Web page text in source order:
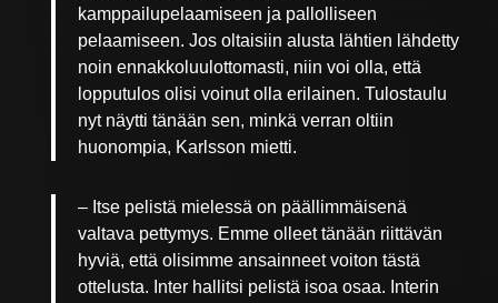
kamppailupelaamiseen ja pallolliseen
pelaamiseen. Jos oltaisiin alusta lähtien lähdetty
noin ennakkoluulottomasti, niin voi olla, että
lopputulos olisi voinut olla erilainen. Tulostaulu
nyt näytti tänään sen, minkä verran oltiin
huonompia, Karlsson mietti.
– Itse pelistä mielessä on päällimmäisenä
valtava pettymys. Emme olleet tänään riittävän
hyviä, että olisimme ansainneet voiton tästä
ottelusta. Inter hallitsi pelistä isoa osaa. Interin